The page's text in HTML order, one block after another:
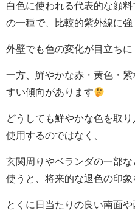
白色に使われる代表的な顔
の一種で、比較的紫外線に強
外壁でも色の変化が目立ちに
一方、鮮やかな赤・黄色・
すい傾向があります
どうしても鮮やかな色を取
使用するのではなく、
玄関周りやベランダの一部
使うと、将来的な退色の印象
とくに日当たりの良い南面